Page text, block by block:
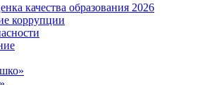
качества образования 2026
коррупции